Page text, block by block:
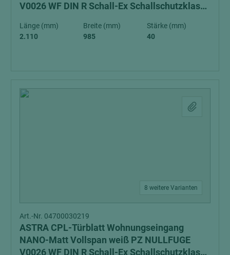
V0026 WF DIN R Schall-Ex Schallschutzklasse
Länge (mm)
2.110
Breite (mm)
985
Stärke (mm)
40
8 weitere Varianten
Art.-Nr. 04700030219
ASTRA CPL-Türblatt Wohnungseingang
NANO-Matt Vollspan weiß PZ NULLFUGE
V0026 WF DIN R Schall-Ex Schallschutzklasse